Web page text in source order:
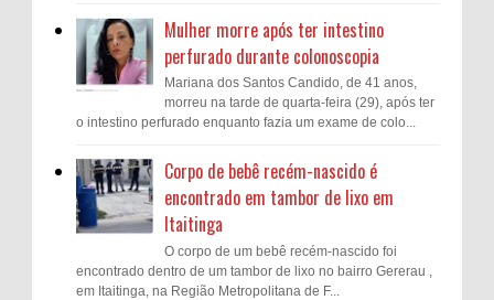
Mulher morre após ter intestino
perfurado durante colonoscopia
Mariana dos Santos Candido, de 41 anos,
morreu na tarde de quarta-feira (29), após ter
o intestino perfurado enquanto fazia um exame de colo...
Corpo de bebê recém-nascido é
encontrado em tambor de lixo em
Itaitinga
O corpo de um bebê recém-nascido foi
encontrado dentro de um tambor de lixo no bairro Gererau ,
em Itaitinga, na Região Metropolitana de F...